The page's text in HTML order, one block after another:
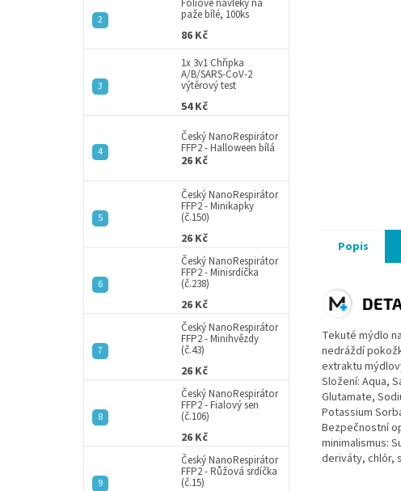
paže bílé, 100ks
86 Kč
1x 3v1 Chřipka
A/B/SARS-CoV-2
výtěrový test
54 Kč
Český NanoRespirátor
FFP2 - Halloween bílá
26 Kč
Český NanoRespirátor
FFP2 - Minikapky
(č.150)
26 Kč
Český NanoRespirátor
FFP2 - Minisrdíčka
(č.238)
26 Kč
Český NanoRespirátor
FFP2 - Minihvězdy
(č.43)
26 Kč
Český NanoRespirátor
FFP2 - Fialový sen
(č.106)
26 Kč
Český NanoRespirátor
FFP2 - Růžová srdíčka
(č.15)
Popis
Tekuté mýdlo
nedráždí
extraktu
Složení: Aqua,
Glutamate,
Potassium
Bezpečnostní
minimalismus:
deriváty, chlór,